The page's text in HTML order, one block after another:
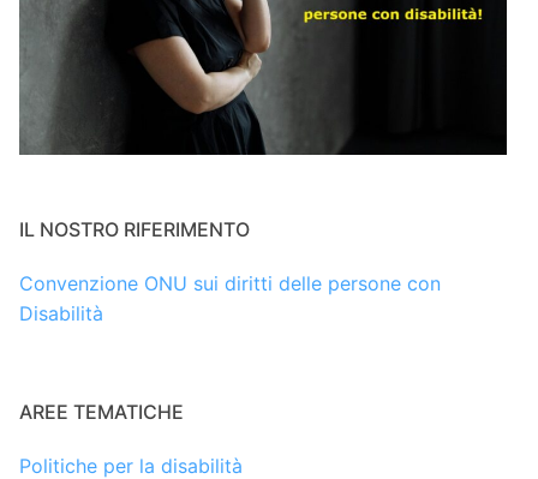
IL NOSTRO RIFERIMENTO
Convenzione ONU sui diritti delle persone con
Disabilità
AREE TEMATICHE
Politiche per la disabilità